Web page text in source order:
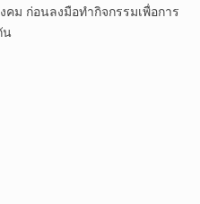
ก่อนลงมือทำกิจกรรมเพื่อการ
น